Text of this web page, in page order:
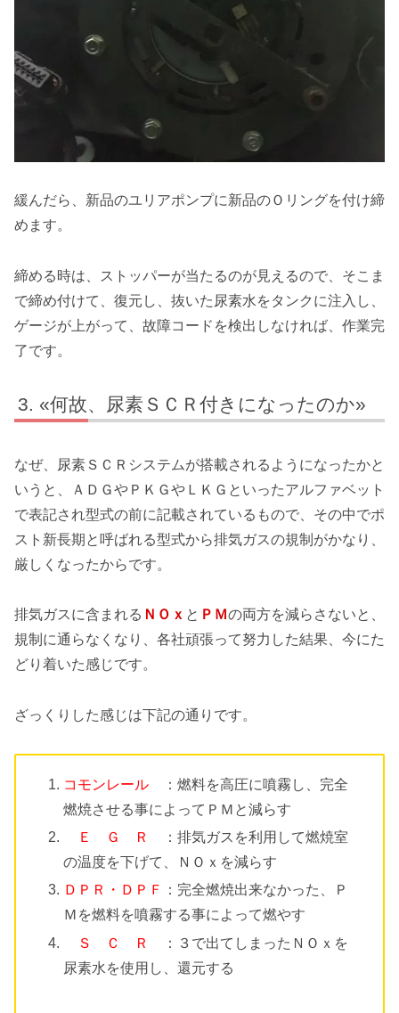
緩んだら、新品のユリアポンプに新品のＯリングを付け締
めます。
締める時は、ストッパーが当たるのが見えるので、そこま
で締め付けて、復元し、抜いた尿素水をタンクに注入し、
ゲージが上がって、故障コードを検出しなければ、作業完
了です。
«何故、尿素ＳＣＲ付きになったのか»
なぜ、尿素ＳＣＲシステムが搭載されるようになったかと
いうと、ＡＤＧやＰＫＧやＬＫＧといったアルファベット
で表記され型式の前に記載されているもので、その中でポ
スト新長期と呼ばれる型式から排気ガスの規制がかなり、
厳しくなったからです。
排気ガスに含まれる ＮＯｘ と ＰＭの両方を減らさないと、
規制に通らなくなり、各社頑張って努力した結果、今にた
どり着いた感じです。
ざっくりした感じは下記の通りです。
コモンレール
：燃料を高圧に噴霧し、完全
燃焼させる事によってＰＭと減らす
Ｅ Ｇ Ｒ
：排気ガスを利用して燃焼室
の温度を下げて、ＮＯｘを減らす
ＤＰＲ・ＤＰＦ
：完全燃焼出来なかった、Ｐ
Ｍを燃料を噴霧する事によって燃やす
Ｓ Ｃ Ｒ
：３で出てしまったＮＯｘを
尿素水を使用し、還元する